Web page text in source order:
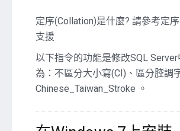
改
的
定
序
定序(Collation)是什麼? 請參考定
支援
以下指令的功能是修改SQL
為：不區分大小寫(CI)、區分腔調
Chinese_Taiwan_Stroke 。